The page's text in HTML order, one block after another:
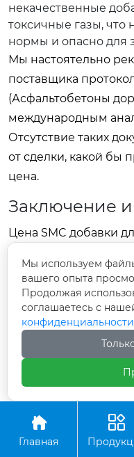
некачественные
токсичные газы, что
нормы и опасно для
Мы настоятельно
поставщика
(Асфальтобетоны
международным
Отсутствие таких
от сделки, какой бы
цена.
Заключение
Цена SMC добавки
дорожного полотна.
полимера
росту затрат на
рыночных условиях
стратегией
поставщиками,
стабильность
надежные
качества, такие как

Главная

Мы используем
вашего опыта
Продолжая
соглашаетесь с